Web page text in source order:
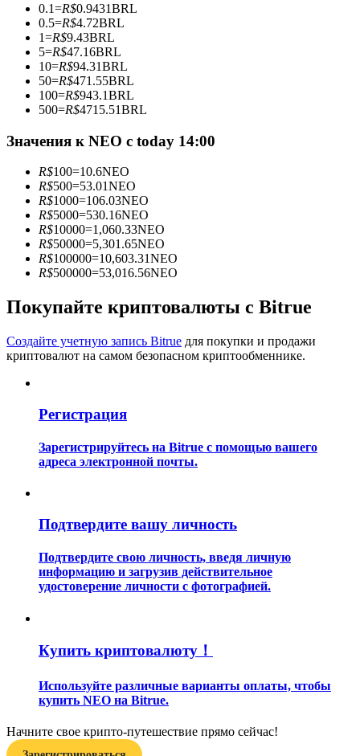
Станьте копи-трейдером
Наслаждайтесь распределением прибыли и комиссиями
за копи-трейдинг
Информация
Анализ больших данных, включая торговую информацию
и т. д.
Гид
Торговые стратегии
Узнайте, как оставаться прибыльным
0.1=R$0.9431BRL
0.5=R$4.72BRL
1=R$9.43BRL
5=R$47.16BRL
10=R$94.31BRL
50=R$471.55BRL
100=R$943.1BRL
500=R$4715.51BRL
Значения к NEO с today 14:00
R$100=10.6NEO
R$500=53.01NEO
R$1000=106.03NEO
R$5000=530.16NEO
R$10000=1,060.33NEO
R$50000=5,301.65NEO
R$100000=10,603.31NEO
R$500000=53,016.56NEO
Покупайте криптовалюты с Bitrue
Создайте учетную запись Bitrue для покупки и продажи
криптовалют на самом безопасном криптообменнике.
Регистрация
Зарегистрируйтесь на Bitrue с помощью вашего
адреса электронной почты.
Подтвердите вашу личность
Подтвердите свою личность, введя личную
информацию и загрузив действительное
удостоверение личности с фотографией.
Купить криптовалюту！
Используйте различные варианты оплаты, чтобы
купить NEO на Bitrue.
Начните свое крипто-путешествие прямо сейчас!